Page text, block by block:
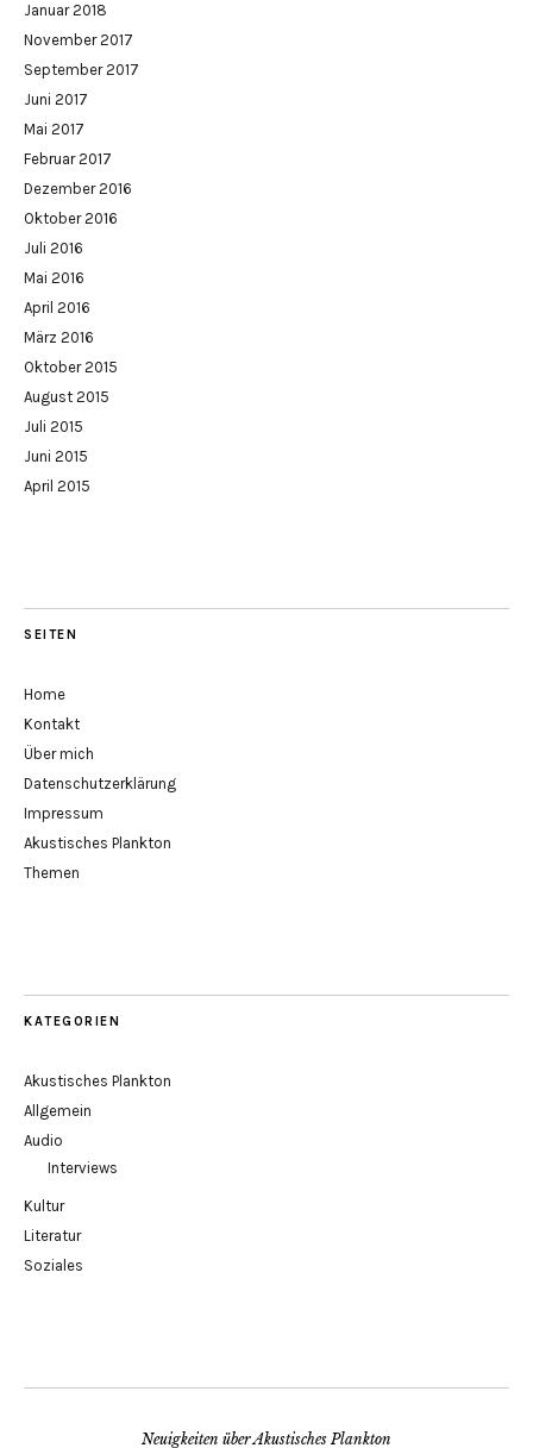
Januar 2018
November 2017
September 2017
Juni 2017
Mai 2017
Februar 2017
Dezember 2016
Oktober 2016
Juli 2016
Mai 2016
April 2016
März 2016
Oktober 2015
August 2015
Juli 2015
Juni 2015
April 2015
SEITEN
Home
Kontakt
Über mich
Datenschutzerklärung
Impressum
Akustisches Plankton
Themen
KATEGORIEN
Akustisches Plankton
Allgemein
Audio
Interviews
Kultur
Literatur
Soziales
Neuigkeiten über Akustisches Plankton